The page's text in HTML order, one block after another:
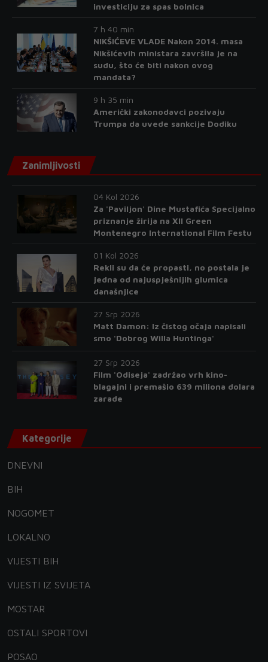
investiciju za spas bolnica
7 h 40 min
NIKŠIĆEVE VLADE Nakon 2014. masa
Nikšićevih ministara završila je na
sudu, što će biti nakon ovog
mandata?
9 h 35 min
Američki zakonodavci pozivaju
Trumpa da uvede sankcije Dodiku
Zanimljivosti
04 Kol 2026
Za 'Paviljon' Dine Mustafića Specijalno
priznanje žirija na XII Green
Montenegro International Film Festu
01 Kol 2026
Rekli su da će propasti, no postala je
jedna od najuspješnijih glumica
današnjice
27 Srp 2026
Matt Damon: Iz čistog očaja napisali
smo 'Dobrog Willa Huntinga'
27 Srp 2026
Film 'Odiseja' zadržao vrh kino-
blagajni i premašio 639 miliona dolara
zarade
Kategorije
DNEVNI
BIH
NOGOMET
LOKALNO
VIJESTI BIH
VIJESTI IZ SVIJETA
MOSTAR
OSTALI SPORTOVI
POSAO